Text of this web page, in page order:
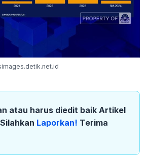
atau harus diedit baik Artikel
Laporkan! Terima